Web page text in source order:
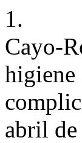
1.
Cayo-
higiene
abril